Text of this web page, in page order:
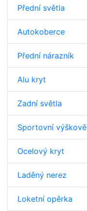
Přední světla
Autokoberce
Přední nárazník
Alu kryt
Zadní světla
Sportovní výškově
Ocelový kryt
Laděný nerez
Loketní opěrka